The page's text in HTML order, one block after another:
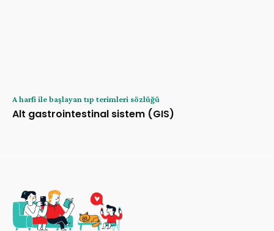
A harfi ile başlayan tıp terimleri sözlüğü
Alt gastrointestinal sistem (GIS)